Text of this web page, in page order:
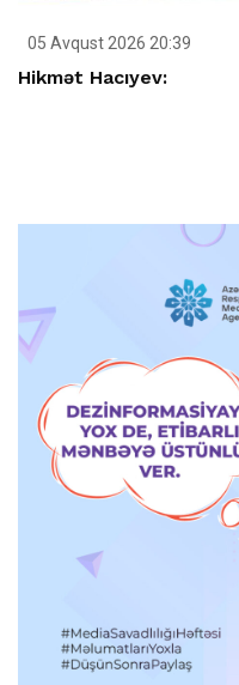
05 Avqust 2026 20:39
Hikmət Hacıyev: